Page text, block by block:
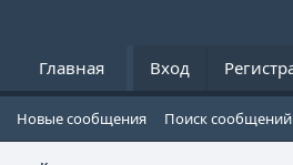
Главная Форумы
Вход
Новые сообщения Поиск сообщений